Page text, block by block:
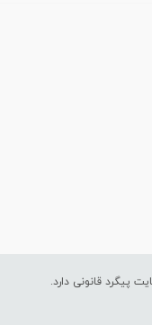
پیگرد قانونی دارد.